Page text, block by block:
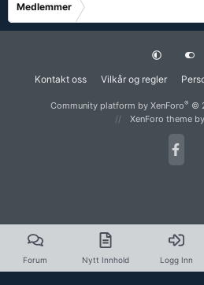
Medlemmer
Kontakt oss Vilkår og regler
Community platform by XenForo® ©
XenForo theme
Forum Nytt Innhold Logg Inn